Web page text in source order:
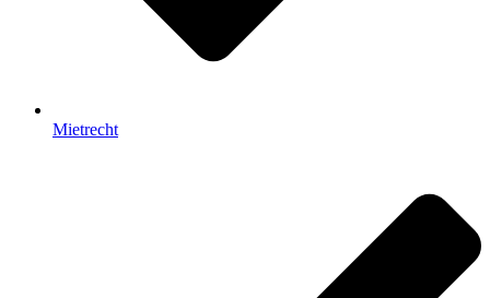
Mietrecht